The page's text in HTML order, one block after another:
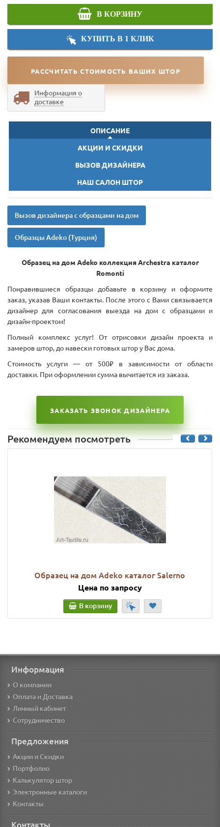
В КОРЗИНУ
КУПИТЬ В 1 КЛИК
РАССЧИТАТЬ СТОИМОСТЬ ВАШИХ ШТОР
Информация о
доставке
ОПИСАНИЕ
АКЦИИ И СКИДКИ
ВЫЗОВ ДИЗАЙНЕРА
НАШ САЛОН ШТОР
Вызов дизайнера с образцами на дом
Образцы Adeko (Турция)
Образец на дом Adeko коллекция Archestra каталог
Romonti
Понравившиеся образцы добавьте в корзину и оформите
заказ, указав Ваши контакты. После этого с Вами связывается
дизайнер для согласования выезда на дом с образцами и
дизайн-проектом!
Полный комплекс услуг! От отрисовки дизайн проекта и
замеров штор, до навески готовых штор у Вас дома.
Стоимость услуги — от 500₽ в зависимости от области
доставки. При оформлении сумма вычитается из заказа.
ЗАКАЗАТЬ ЗВОНОК ДИЗАЙНЕРА
Рекомендуем посмотреть
Образец на дом Adeko каталог Salerno
Цена по запросу
В корзину
Информация
О компании
Оплата и Доставка
Личный кабинет
Сотрудничество
Предложения
Акции и Скидки
Портфолио
Калькулятор штор
Электронные каталоги
Контакты
Контакты